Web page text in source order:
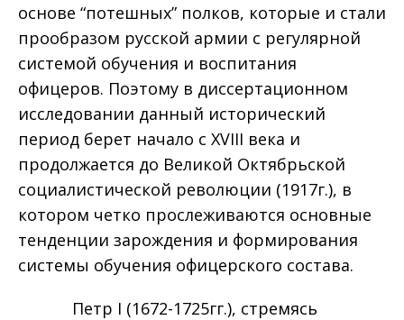
основе “потешных” полков, которые и стали
прообразом русской армии с регулярной
системой обучения и воспитания
офицеров. Поэтому в диссертационном
исследовании данный исторический
период берет начало с XVIII века и
продолжается до Великой Октябрьской
социалистической революции (1917г.), в
котором четко прослеживаются основные
тенденции зарождения и формирования
системы обучения офицерского состава.
Петр I (1672-1725гг.), стремясь